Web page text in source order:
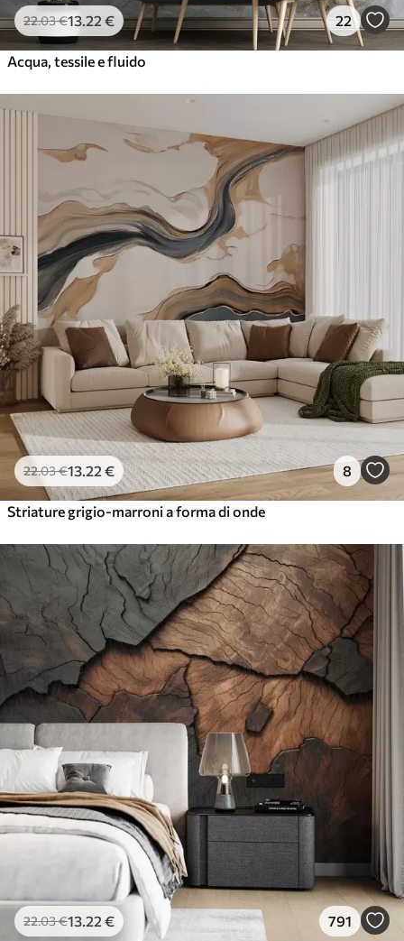
22.03€13.22 € 22
Acqua, tessile e fluido
22.03€13.22 € 8
Striature grigio-marroni a forma di onde
22.03€13.22 € 791